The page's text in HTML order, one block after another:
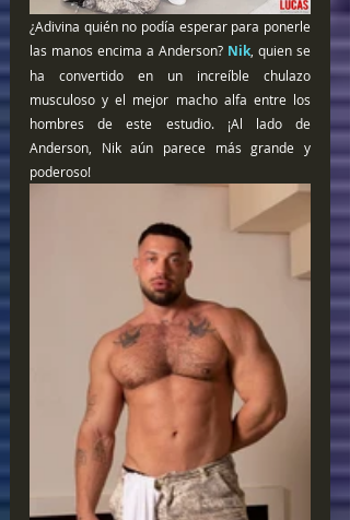
¿Adivina quién no podía esperar para ponerle
las manos encima a Anderson? Nik , quien se
ha convertido en un increíble chulazo
musculoso y el mejor macho alfa entre los
hombres de este estudio. ¡Al lado de
Anderson, Nik aún parece más grande y
poderoso!